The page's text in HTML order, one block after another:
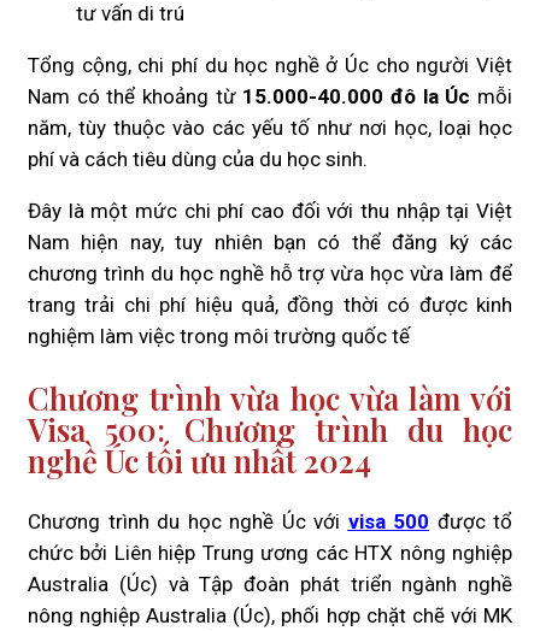
tư vấn di trú
Tổng cộng, chi phí du học nghề ở Úc cho người Việt
Nam có thể khoảng từ 15.000-40.000 đô la Úc mỗi
năm, tùy thuộc vào các yếu tố như nơi học, loại học
phí và cách tiêu dùng của du học sinh.
Đây là một mức chi phí cao đối với thu nhập tại Việt
Nam hiện nay, tuy nhiên bạn có thể đăng ký các
chương trình du học nghề hỗ trợ vừa học vừa làm để
trang trải chi phí hiệu quả, đồng thời có được kinh
nghiệm làm việc trong môi trường quốc tế
Chương trình vừa học vừa làm với
Visa 500: Chương trình du học
nghề Úc tối ưu nhất 2024
Chương trình du học nghề Úc với visa 500 được tổ
chức bởi Liên hiệp Trung ương các HTX nông nghiệp
Australia (Úc) và Tập đoàn phát triển ngành nghề
nông nghiệp Australia (Úc), phối hợp chặt chẽ với MK